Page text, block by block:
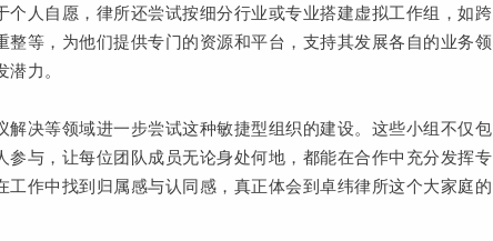
人自愿，律所还尝试按细分行业或专业搭建虚拟工作组，如跨
等，为他们提供专门的资源和平台，支持其发展各自的业务领
力。
决等领域进一步尝试这种敏捷型组织的建设。这些小组不仅包
与，让每位团队成员无论身处何地，都能在合作中充分发挥专
作中找到归属感与认同感，真正体会到卓纬律所这个大家庭的